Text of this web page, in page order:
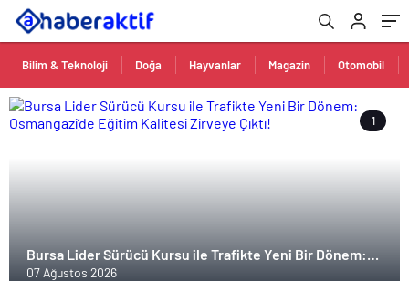
Bilim & Teknoloji Doğa Hayvanlar Magazin Otomobil
1
Bursa Lider Sürücü Kursu ile Trafikte Yeni Bir Dönem:
Osmangazi’de Eğitim Kalitesi Zirveye Çıktı!
07 Ağustos 2026